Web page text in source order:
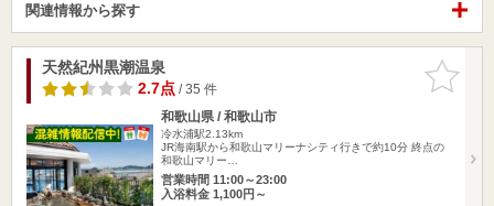
関連情報から探す
お気に入
りに追加
天然紀州黒潮温泉
2.7点/ 35 件
和歌山県 / 和歌山市
冷水浦駅2.13km
JR海南駅から和歌山マリーナシティ行きで約10分 終点の
和歌山マリー…
営業時間 11:00～23:00
入浴料金 1,100円～